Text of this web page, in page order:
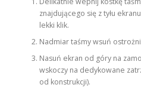
znajdującego się z tyłu
lekki klik.
Nadmiar taśmy wsuń
Nasuń ekran od góry na
wskoczy na dedykowane
od konstrukcji).